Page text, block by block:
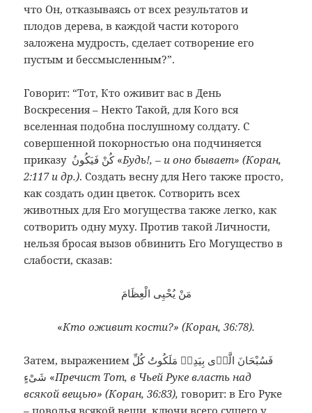
что Он, отказываясь от всех результатов и
плодов дерева, в каждой части которого
заложена мудрость, сделает сотворение его
пустым и бессмысленным?”.
Говорит: “Тот, Кто оживит вас в День
Воскресения – Некто Такой, для Кого вся
вселенная подобна послушному солдату. С
совершенной покорностью она подчиняется
приказу كُنْ فَيَكُونُ «Будь!, – и оно бывает» (Коран,
2:117 и др.). Создать весну для Него также просто,
как создать один цветок. Сотворить всех
животных для Его могущества также легко, как
сотворить одну муху. Против такой Личности,
нельзя бросая вызов обвинить Его Могущество в
слабости, сказав:
مَنْ يُحْيِى الْعِظَامَ
«Кто оживит кости?» (Коран, 36:78).
Затем, выражением فَسُبْحَانَ الَّذٖى بِيَدِهٖ مَلَكُوتُ كُلِّ
شَىْءٍ «Пречист Тот, в Чьей Руке власть над
всякой вещью» (Коран, 36:83),говорит: в Его Руке